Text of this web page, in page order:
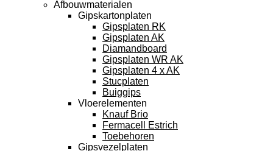
Afbouwmaterialen
Gipskartonplaten
Gipsplaten RK
Gipsplaten AK
Diamandboard
Gipsplaten WR AK
Gipsplaten 4 x AK
Stucplaten
Buiggips
Vloerelementen
Knauf Brio
Fermacell Estrich
Toebehoren
Gipsvezelplaten